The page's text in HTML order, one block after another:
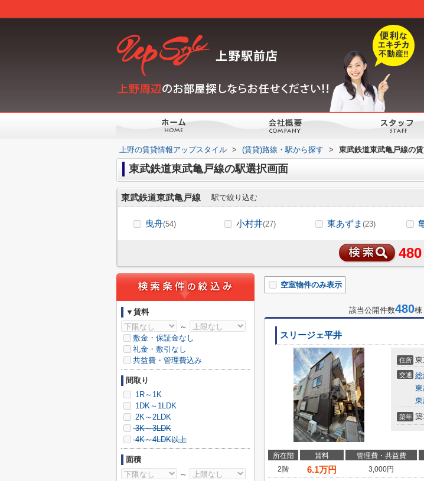
上野の賃貸情報アップスタイル > (賃貸)路線・駅から探す > 東武鉄道東武亀戸線の
東武鉄道東武亀戸線の駅選択画面
東武鉄道東武亀戸線 駅で絞り込む
曳舟(54) 小村井(27) 東あずま (23)
480
空室物件のみ表示
該当公開件数480
スリージェ平井
住所
交通 総
築年
所在階 賃料 管理費・共益費
2階
6.1万円 3,000円
▼賃料
～
敷金・保証金なし
礼金・敷引なし
共益費・管理費込み
間取り
1R～1K
1DK～1LDK
2K～2LDK
3K～3LDK
4K～4LDK以上
面積
～